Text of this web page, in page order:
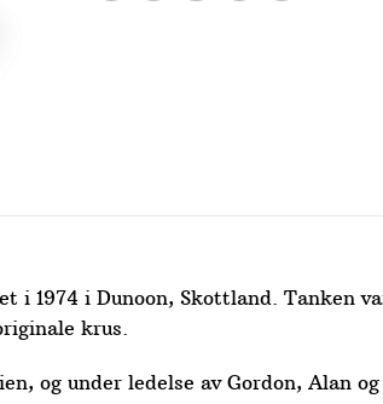
1974 i Dunoon, Skottland. Tanken
krus.
og under ledelse av Gordon, Alan